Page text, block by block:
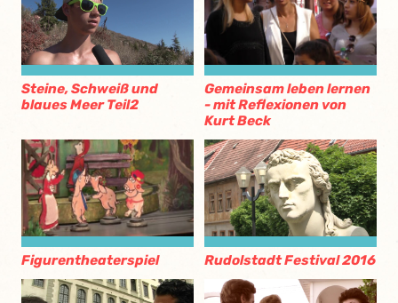
Steine, Schweiß und
blaues Meer Teil2
Gemeinsam leben lernen
- mit Reflexionen von
Kurt Beck
Figurentheaterspiel Rudolstadt Festival 2016